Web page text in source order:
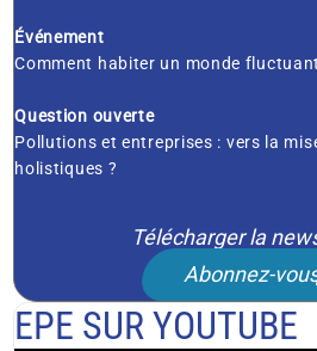
Événement
Comment habiter un monde
Question ouverte
Pollutions et entreprises : vers la
holistiques ?
Télécharger la
Abonnez-
EPE SUR YOUTUBE